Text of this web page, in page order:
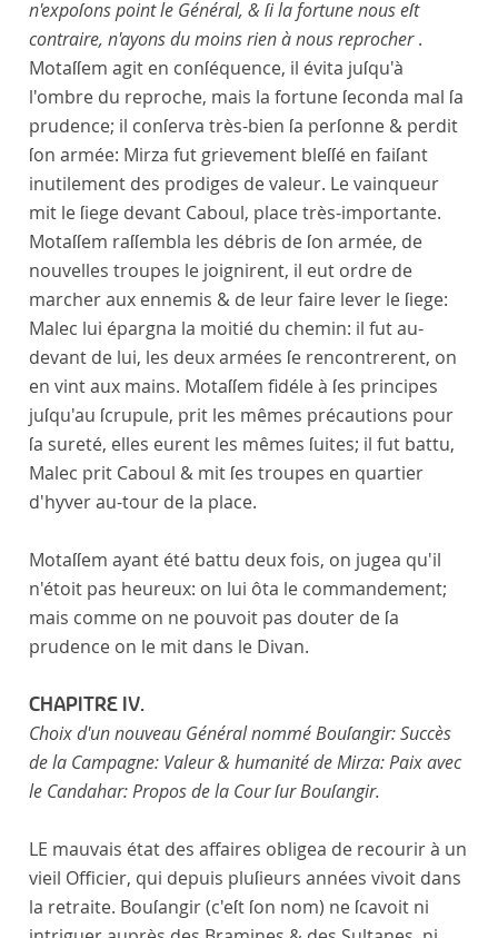
n'expoſons point le Général, & ſi la fortune nous eſt
contraire, n'ayons du moins rien à nous reprocher.
Motaſſem agit en conſéquence, il évita juſqu'à
l'ombre du reproche, mais la fortune ſeconda mal ſa
prudence; il conſerva très-bien ſa perſonne & perdit
ſon armée: Mirza fut grievement bleſſé en faiſant
inutilement des prodiges de valeur. Le vainqueur
mit le ſiege devant Caboul, place très-importante.
Motaſſem raſſembla les débris de ſon armée, de
nouvelles troupes le joignirent, il eut ordre de
marcher aux ennemis & de leur faire lever le ſiege:
Malec lui épargna la moitié du chemin: il fut au-
devant de lui, les deux armées ſe rencontrerent, on
en vint aux mains. Motaſſem fidéle à ſes principes
juſqu'au ſcrupule, prit les mêmes précautions pour
ſa sureté, elles eurent les mêmes ſuites; il fut battu,
Malec prit Caboul & mit ſes troupes en quartier
d'hyver au-tour de la place.
Motaſſem ayant été battu deux fois, on jugea qu'il
n'étoit pas heureux: on lui ôta le commandement;
mais comme on ne pouvoit pas douter de ſa
prudence on le mit dans le Divan.
CHAPITRE IV.
Choix d'un nouveau Général nommé Bouſangir: Succès
de la Campagne: Valeur & humanité de Mirza: Paix avec
le Candahar: Propos de la Cour ſur Bouſangir.
LE mauvais état des affaires obligea de recourir à un
vieil Officier, qui depuis pluſieurs années vivoit dans
la retraite. Bouſangir (c'eſt ſon nom) ne ſcavoit ni